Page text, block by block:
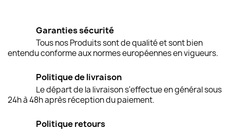
Garanties sécurité
Tous nos Produits sont de qualité et sont bien
entendu conforme aux normes européennes en vigueurs.
Politique de livraison
Le départ de la livraison s'effectue en général sous
24h à 48h après réception du paiement.
Politique retours